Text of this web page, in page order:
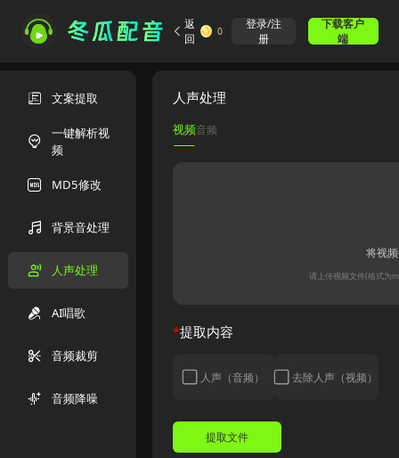
返
回
0
登录/注
册
下载客户
端
文案提取
一键解析视
频
MD5修改
背景音处理
人声处理
AI唱歌
音频裁剪
音频降噪
人声处理
视频音频
将视
请上传视频文件(格式为
*提取内容
人声（音频） 去除人声（视频）
提取文件